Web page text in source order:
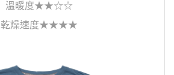
溫暖度★★☆☆
乾燥速度★★★★